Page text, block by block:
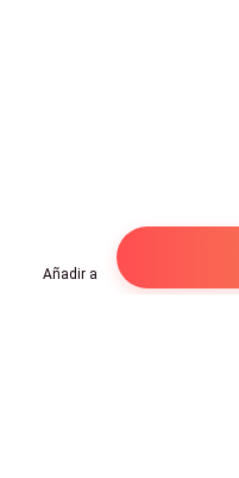
un gran iceberg que se
Añadir a